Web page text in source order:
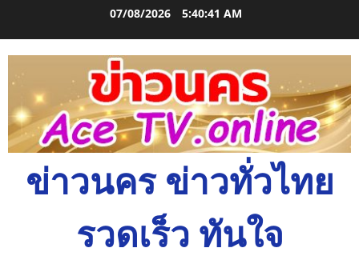
07/08/2026 5:40:42 AM
ข่าวนคร ข่าวทั่วไทย
รวดเร็ว ทันใจ